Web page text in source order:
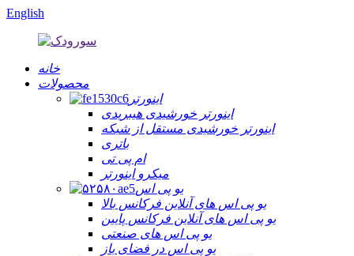
English
خانه
محصولات
اینورتر
اینورتر خورشیدی هیبریدی
اینورتر خورشیدی مستقل از شبکه
باتری
ام پی تی
میکرو اینورتر
یو پی اس
یو پی اس های آنلاین فرکانس بالا
یو پی اس های آنلاین فرکانس پایین
یو پی اس های صنعتی
یو پی اس در فضای باز